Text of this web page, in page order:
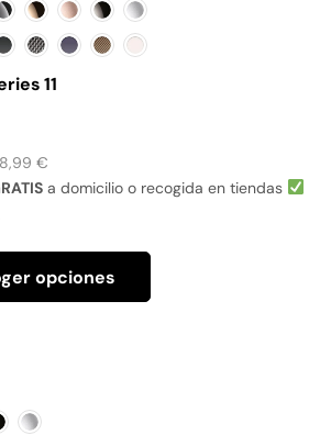
11
€
a domicilio o recogida en tiendas
opciones